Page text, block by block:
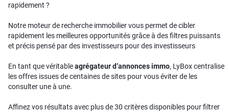
rapidement ?
Notre moteur de recherche immobilier vous permet de cibler
rapidement les meilleures opportunités grâce à des filtres puissants
et précis pensé par des investisseurs pour des investisseurs
En tant que véritableagrégateur d’annonces immo, LyBox centralise
les offres issues de centaines de sites pour vous éviter de les
consulter une à une.
Affinez vos résultats avec plus de 30 critères disponibles pour filtrer